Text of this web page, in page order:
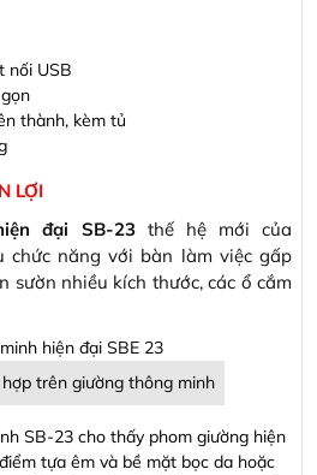
nối USB
thành, kèm tủ
LỢI
đại SB-23thế hệ mới của
chức năng với bàn làm việc gấp
sườn nhiều kích thước, các ổ cắm
trên giường thông minh
SB-23 cho thấy phom giường hiện
tựa êm và bề mặt bọc da hoặc